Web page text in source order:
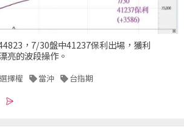
，7/30盤中41237保利出場，獲利
亮的波段操作。
選擇權 當沖 台指期